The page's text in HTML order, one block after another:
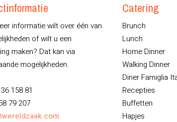
informatie wilt over één van
of wilt u een
maken? Dat kan via
mogelijkheden.
158 81
79 207
Catering
Brunch
Lunch
Home Dinner
Walking Dinner
Diner Famiglia
Recepties
Buffetten
Hapjes